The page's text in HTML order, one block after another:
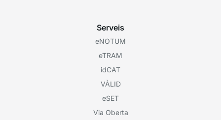
Serveis
eNOTUM
eTRAM
idCAT
VÀLID
eSET
Via Oberta